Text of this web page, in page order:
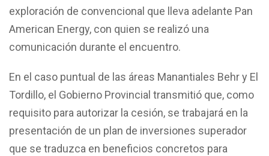
exploración de convencional que lleva adelante Pan
American Energy, con quien se realizó una
comunicación durante el encuentro.
En el caso puntual de las áreas Manantiales Behr y El
Tordillo, el Gobierno Provincial transmitió que, como
requisito para autorizar la cesión, se trabajará en la
presentación de un plan de inversiones superador
que se traduzca en beneficios concretos para